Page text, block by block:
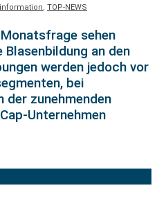
, TOP-NEWS
sehen
an den
werden jedoch vor
bei
der zunehmenden
Unternehmen